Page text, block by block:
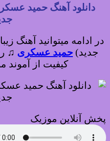
دانلود آهنگ حمید
در ادامه میتوانید آهنگ
جدید) حمید عسکری ♫
کیفیت از آموند
پخش آنلاین موزیک